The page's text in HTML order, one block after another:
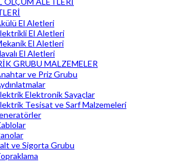
El Aletleri
El Aletleri
El Aletleri
El Aletleri
GRUBU MALZEMELER
ve Priz Grubu
Elektronik Sayaçlar
Tesisat ve Sarf Malzemeleri
ve Sigorta Grubu